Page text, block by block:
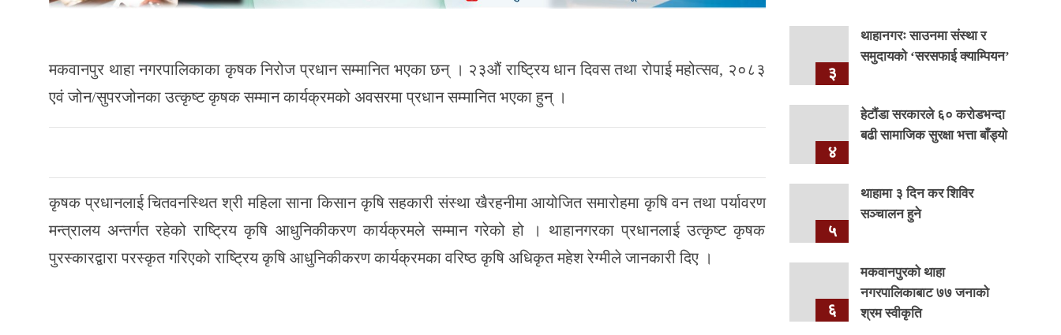
मकवानपुर थाहा नगरपालिकाका कृषक निरोज प्रधान सम्मानित भएका छन् । २३औं राष्ट्रिय धान दिवस तथा रोपाई महोत्सव, २०८३
एवं जोन/सुपरजोनका उत्कृष्ट कृषक सम्मान कार्यक्रमको अवसरमा प्रधान सम्मानित भएका हुन् ।
कृषक प्रधानलाई चितवनस्थित श्री महिला साना किसान कृषि सहकारी संस्था खैरहनीमा आयोजित समारोहमा कृषि वन तथा पर्यावरण
मन्त्रालय अन्तर्गत रहेको राष्ट्रिय कृषि आधुनिकीकरण कार्यक्रमले सम्मान गरेको हो । थाहानगरका प्रधानलाई उत्कृष्ट कृषक
पुरस्कारद्वारा परस्कृत गरिएको राष्ट्रिय कृषि आधुनिकीकरण कार्यक्रमका वरिष्ठ कृषि अधिकृत महेश रेग्मीले जानकारी दिए ।
३
थाहानगरः साउनमा संस्था र
समुदायको ‘सरसफाई क्याम्पियन’
४
हेटौंडा सरकारले ६० करोडभन्दा
बढी सामाजिक सुरक्षा भत्ता बाँड्यो
५
थाहामा ३ दिन कर शिविर
सञ्चालन हुने
६
मकवानपुरको थाहा
नगरपालिकाबाट ७७ जनाको
श्रम स्वीकृति